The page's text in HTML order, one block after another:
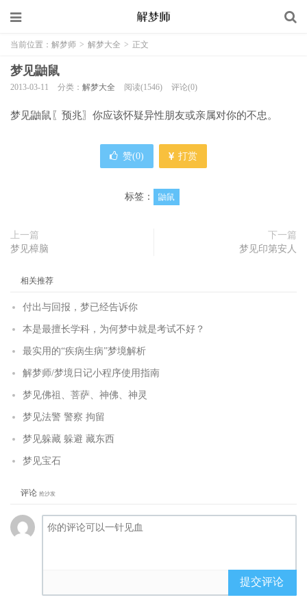
当前位置： 解梦师 > 解梦大全 > 正文
梦见鼬鼠
2013-03-11 分类： 解梦大全 阅读(1546) 评论(0)
梦见鼬鼠〖预兆〗你应该怀疑异性朋友或亲属对你的不忠。
赞(0) 打赏
标签： 鼬鼠
上一篇
梦见樟脑
下一篇
梦见印第安人
相关推荐
付出与回报，梦已经告诉你
本是最擅长学科，为何梦中就是考试不好？
最实用的“疾病生病”梦境解析
解梦师/梦境日记小程序使用指南
梦见佛祖、菩萨、神佛、神灵
梦见法警 警察 拘留
梦见躲藏 躲避 藏东西
梦见宝石
评论 抢沙发
提交评论